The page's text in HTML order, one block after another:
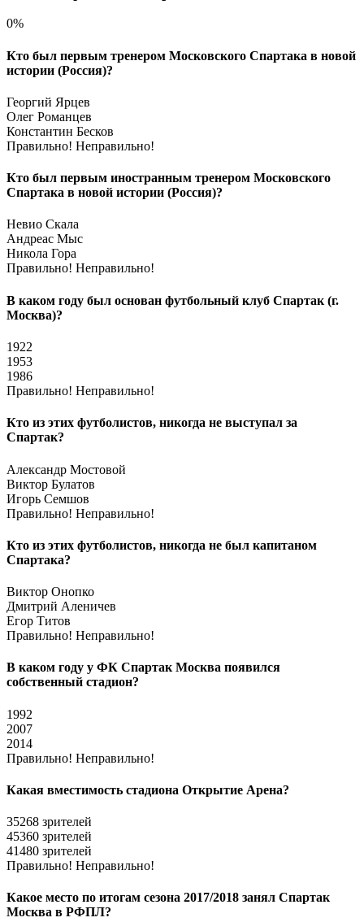
0%
Кто был первым тренером Московского Спартака в новой
истории (Россия)?
Георгий Ярцев
Олег Романцев
Константин Бесков
Правильно! Неправильно!
Кто был первым иностранным тренером Московского
Спартака в новой истории (Россия)?
Невио Скала
Андреас Мыс
Никола Гора
Правильно! Неправильно!
В каком году был основан футбольный клуб Спартак (г.
Москва)?
1922
1953
1986
Правильно! Неправильно!
Кто из этих футболистов, никогда не выступал за
Спартак?
Александр Мостовой
Виктор Булатов
Игорь Семшов
Правильно! Неправильно!
Кто из этих футболистов, никогда не был капитаном
Спартака?
Виктор Онопко
Дмитрий Аленичев
Егор Титов
Правильно! Неправильно!
В каком году у ФК Спартак Москва появился
собственный стадион?
1992
2007
2014
Правильно! Неправильно!
Какая вместимость стадиона Открытие Арена?
35268 зрителей
45360 зрителей
41480 зрителей
Правильно! Неправильно!
Какое место по итогам сезона 2017/2018 занял Спартак
Москва в РФПЛ?